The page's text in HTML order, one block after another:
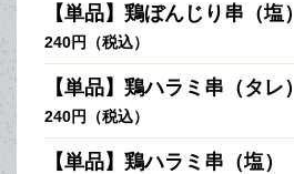
【単品】鶏ぼんじり串（塩）
240円（税込）
【単品】鶏ハラミ串（タレ）
240円（税込）
【単品】鶏ハラミ串（塩）